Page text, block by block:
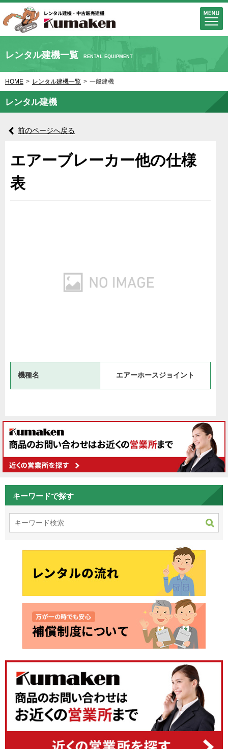
レンタル建機一覧 RENTAL EQUIPMENT
HOME > レンタル建機一覧 > 一般建機
レンタル建機
前のページへ戻る
エアーブレーカー他の仕様
表
機種名 エアーホースジョイント
キーワードで探す